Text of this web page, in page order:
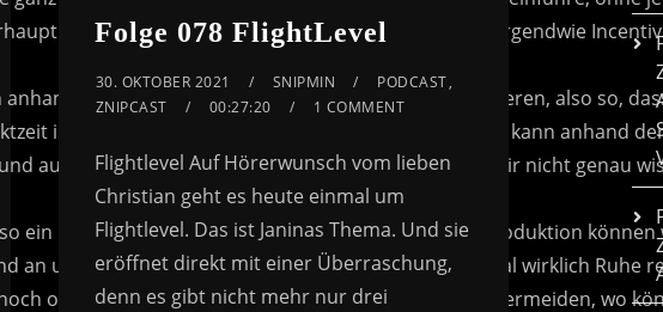
Folge 078 FlightLevel
30. OKTOBER 2021 SNIPMIN PODCAST,
ZNIPCAST
00:27:20 1 COMMENT
Flightlevel Auf Hörerwunsch vom lieben
Christian geht es heute einmal um
Flightlevel. Das ist Janinas Thema. Und sie
eröffnet direkt mit einer Überraschung,
denn es gibt nicht mehr nur drei